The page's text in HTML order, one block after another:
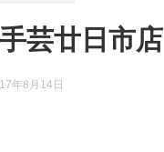
芸廿日市店
年8月14日